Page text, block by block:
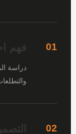
01 فهم
دراسة
02